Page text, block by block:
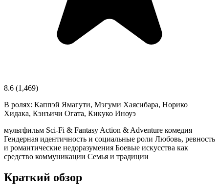
8.6 (1,469)
В ролях: Каппэй Ямагути, Мэгуми Хаясибара, Норико
Хидака, Кэнъичи Огата, Кикуко Иноуэ
мультфильм Sci-Fi & Fantasy Action & Adventure комедия
Гендерная идентичность и социальные роли Любовь, ревность
и романтические недоразумения Боевые искусства как
средство коммуникации Семья и традиции
Краткий обзор